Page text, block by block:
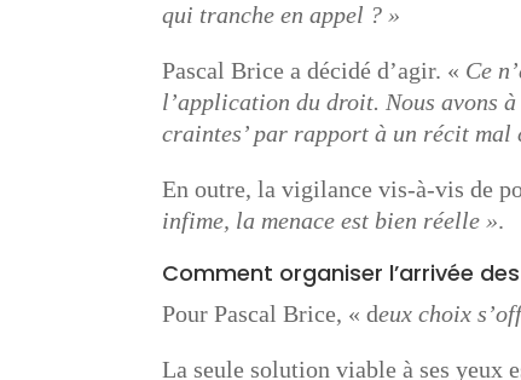
qui tranche en appel ? »
Pascal Brice a décidé d’agir. « Ce
l’application du droit. Nous avons
craintes’ par rapport à un récit mal
En outre, la vigilance vis-à-vis de
infime, la menace est bien réelle ».
Comment organiser l’arrivée
Pour Pascal Brice, « deux choix
La seule solution viable à ses yeux